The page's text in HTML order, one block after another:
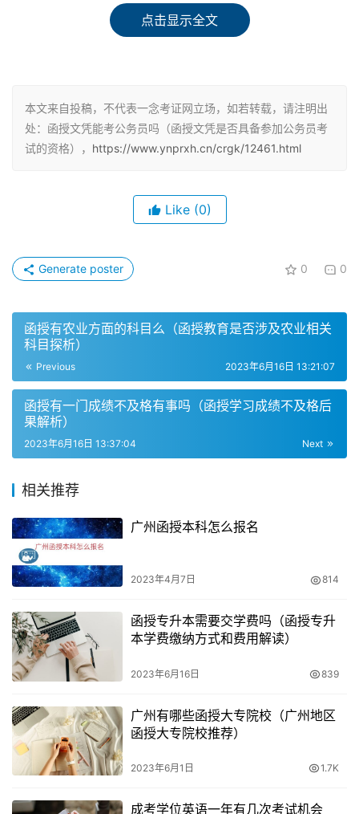
划，利用寒暑假或法定假日进行教学。函授本科是成人高等
教育的一种学历，属于国民教育系列，是我国高等教育的组
2. 函授本科可以报考公务员
函授本科是可以参加公务员考试的。根据国家公务员局《公
学本科学历以上学历。因此，函授本科可以报考公务员。
函授本科是一种被国家认可的非全日制大学学历，因此可以
授本科的考生需要根据自己的实际情况和能力进行选择。
二、函授学历能否考公务员？
1. 函授学历可以报考公务员
函授学历是可以报考公务员的。根据《中央机关及其直属机
人教育学位，因此函授学历可以报考公务员。
2. 报考公务员需要符合国家有关规定
报考公务员必须具备大学学历，且必须符合国家有关规定。
因此，函授学历报考公务员也需要满足相应的条件和要求。
三、成人高考函授报考公务员的注意事项
1. 自学为主，适合在职人员
报考成人高考函授主要是以自学为主，适合在职人员和不想
要在校学习的人员进行报名。
2. 定期检查档案是否完整
函授学历的档案管理和处理问题也是需要重视的。需要定期
点击显示全文
本文来自投稿，不代表一念考证网立场，如若转载，请注明出
处：函授文凭能考公务员吗（函授文凭是否具备参加公务员考
试的资格）， https://www.ynprxh.cn/crgk/12461.html
Like (0)
0 0
Generate poster
函授有农业方面的科目么（函授教育是否涉及农业相关
科目探析）
Previous 2023年6月16日 13:21:07
函授有一门成绩不及格有事吗（函授学习成绩不及格后
果解析）
Next
2023年6月16日 13:37:04
相关推荐
广州函授本科怎么报名
2023年4月7日 814
函授专升本需要交学费吗（函授专升
本学费缴纳方式和费用解读）
2023年6月16日 839
广州有哪些函授大专院校（广州地区
函授大专院校推荐）
2023年6月1日 1.7K
成考学位英语一年有几次考试机会